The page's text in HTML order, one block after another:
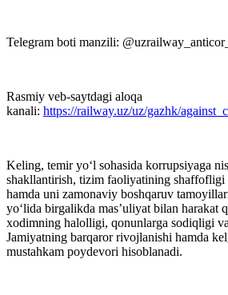
Telegram boti manzili:
Rasmiy veb-saytdagi aloqa
kanali: https://railway.uz/uz/gazhk/
Keling, temir yo‘l sohasida korrupsiyaga
shakllantirish, tizim faoliyatining shaffofligi
hamda uni zamonaviy boshqaruv
yo‘lida birgalikda mas’uliyat bilan harakat
xodimning halolligi, qonunlarga sodiqligi
Jamiyatning barqaror rivojlanishi hamda
mustahkam poydevori hisoblanadi.